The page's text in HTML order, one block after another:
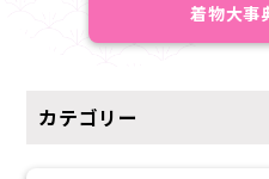
着物大事
カテゴリー